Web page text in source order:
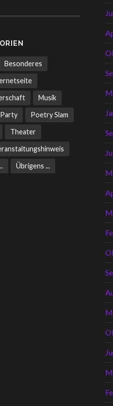
Besonderes
Musik
Party Poetry Slam
Theater
Übrigens ...